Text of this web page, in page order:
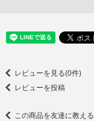
レビューを見る(0件)
レビューを投稿
この商品を友達に教える